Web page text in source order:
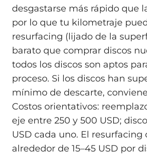
desgastarse más rápido que
por lo que tu kilometraje
resurfacing (lijado de la
barato que comprar discos
todos los discos son aptos
proceso. Si los discos han
mínimo de descarte,
Costos orientativos:
eje entre 250 y 500 USD;
USD cada uno. El resurfacing
alrededor de 15–45 USD por